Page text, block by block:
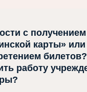
с получением
карты» или
работу